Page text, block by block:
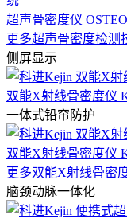
超声骨密度仪
更多超声骨密度检测
侧屏显示
双能X射线骨密度仪
一体式铅帘防护
双能X射线骨密度仪
更多双能X射线骨密
脑颈动脉一体化